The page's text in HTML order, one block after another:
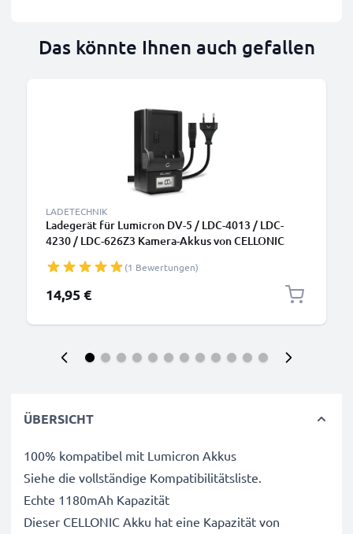
Das könnte Ihnen auch gefallen
LADETECHNIK
Ladegerät für Lumicron DV-5 / LDC-4013 / LDC-
4230 / LDC-626Z3 Kamera-Akkus von CELLONIC
(1 Bewertungen)
14,95 €
ÜBERSICHT
100% kompatibel mit Lumicron Akkus
Siehe die vollständige Kompatibilitätsliste.
Echte 1180mAh Kapazität
Dieser CELLONIC Akku hat eine Kapazität von